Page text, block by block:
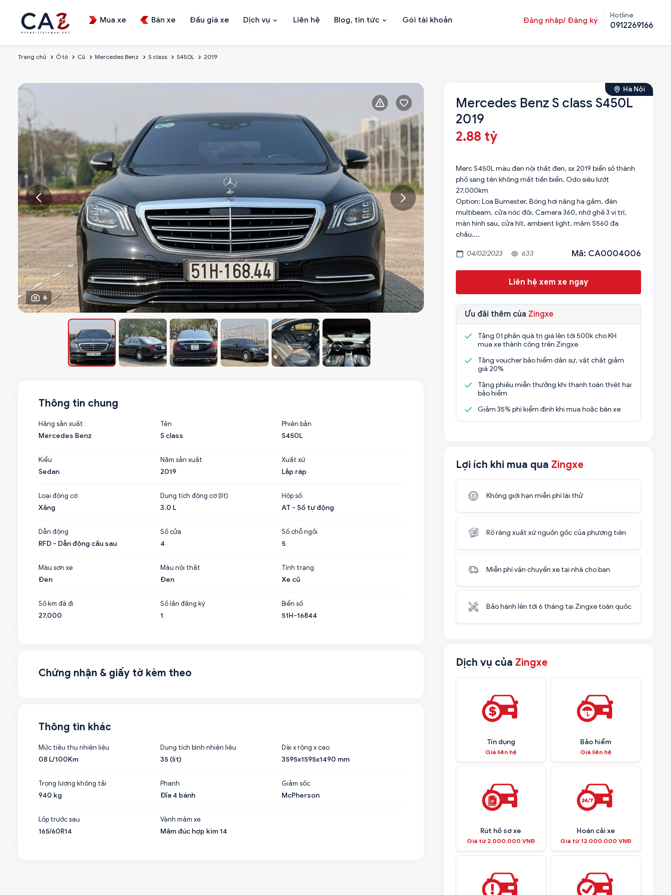
Mua xe Bán xe Đấu giá xe Dịch vụ Liên hệ Blog, tin tức Gói tài khoản Đăng nhập/ Đăng ký
Hotline
0912269166
Trang chủ Ô tô Cũ Mercedes Benz S class S450L 2019
6
Hà Nội
Mercedes Benz S class S450L
2019
2.88 tỷ
Merc S450L màu đen nội thất đen, sx 2019 biển số thành
phố sang tên không mất tiền biển. Odo siêu lướt
27.000km
Option: Loa Bumester, Bóng hơi nâng hạ gầm, đèn
multibeam, cửa nóc đôi, Camera 360, nhớ ghế 3 vị trí,
màn hình sau, cửa hít, ambient light, mâm S560 đa
chấu,...
04/02/2023 633 Mã: CA0004006
Liên hệ xem xe ngay
Ưu đãi thêm của Zingxe
Tặng 01 phần quà trị giá lên tới 500k cho KH
mua xe thành công trên Zingxe
Tặng voucher bảo hiểm dân sự, vật chất giảm
giá 20%
Tặng phiếu miễn thưởng khi thanh toán thiệt hại
bảo hiểm
Giảm 35% phí kiểm định khi mua hoặc bán xe
Lợi ích khi mua qua Zingxe
Không giới hạn miễn phí lái thử
Rõ ràng xuất xứ nguồn gốc của phương tiện
Miễn phí vận chuyển xe tại nhà cho bạn
Bảo hành lên tới 6 tháng tại Zingxe toàn quốc
Dịch vụ của Zingxe
Tín dụng
Giá liên hệ
Bảo hiểm
Giá liên hệ
Rút hồ sơ xe
Giá từ 2.000.000 VNĐ
Hoán cải xe
Giá từ 12.000.000 VNĐ
Thông tin chung
Hãng sản xuất
Mercedes Benz
Tên
S class
Phiên bản
S450L
Kiểu
Sedan
Năm sản xuất
2019
Xuất xứ
Lắp ráp
Loại động cơ
Xăng
Dung tích động cơ (lít)
3.0 L
Hộp số
AT - Số tự động
Dẫn động
RFD - Dẫn động cầu sau
Số cửa
4
Số chỗ ngồi
5
Màu sơn xe
Đen
Màu nội thất
Đen
Tình trạng
Xe cũ
Số km đã đi
27,000
Số lần đăng ký
1
Biển số
51H-16844
Chứng nhận & giấy tờ kèm theo
Thông tin khác
Mức tiêu thụ nhiên liệu
08 L/100Km
Dung tích bình nhiên liệu
35 (lít)
Dài x rộng x cao
3595x1595x1490 mm
Trọng lượng không tải
940 kg
Phanh
Đĩa 4 bánh
Giảm sốc
McPherson
Lốp trước sau
165/60R14
Vành mâm xe
Mâm đúc hợp kim 14